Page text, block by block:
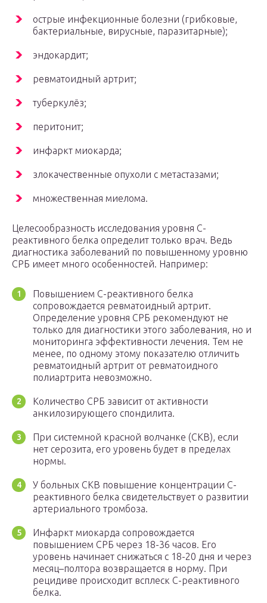
острые инфекционные болезни (грибковые,
бактериальные, вирусные, паразитарные);
эндокардит;
ревматоидный артрит;
туберкулёз;
перитонит;
инфаркт миокарда;
злокачественные опухоли с метастазами;
множественная миелома.
Целесообразность исследования уровня С-
реактивного белка определит только врач. Ведь
диагностика заболеваний по повышенному уровню
СРБ имеет много особенностей. Например:
Повышением С-реактивного белка
сопровождается ревматоидный артрит.
Определение уровня СРБ рекомендуют не
только для диагностики этого заболевания, но и
мониторинга эффективности лечения. Тем не
менее, по одному этому показателю отличить
ревматоидный артрит от ревматоидного
полиартрита невозможно.
Количество СРБ зависит от активности
анкилозирующего спондилита.
При системной красной волчанке (СКВ), если
нет серозита, его уровень будет в пределах
нормы.
У больных СКВ повышение концентрации С-
реактивного белка свидетельствует о развитии
артериального тромбоза.
Инфаркт миокарда сопровождается
повышением СРБ через 18-36 часов. Его
уровень начинает снижаться с 18-20 дня и через
месяц–полтора возвращается в норму. При
рецидиве происходит всплеск С-реактивного
белка.